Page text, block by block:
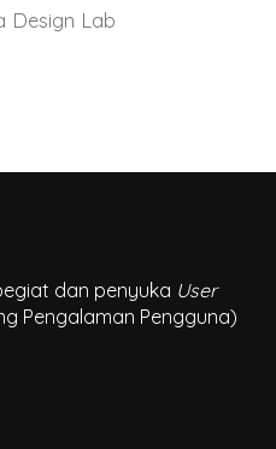
Design Lab
dan penyuka User
Pengalaman Pengguna)